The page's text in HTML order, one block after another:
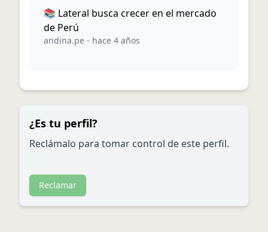
📚 Lateral busca crecer en el mercado
de Perú
andina.pe - hace 4 años
¿Es tu perfil?
Reclámalo para tomar control de este perfil.
Reclamar